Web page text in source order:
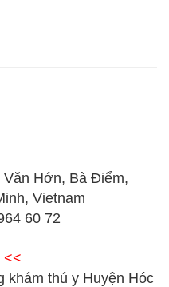
Văn Hớn, Bà Điểm,
Vietnam
60 72
<<
khám thú y Huyện Hóc